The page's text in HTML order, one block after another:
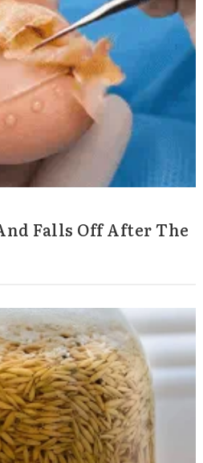
Falls Off After The